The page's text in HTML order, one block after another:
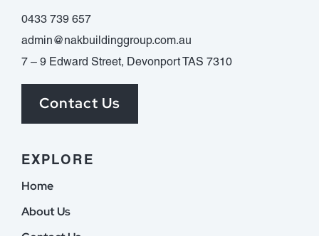
0433 739 657
admin@nakbuildinggroup.com.au
7 – 9 Edward Street, Devonport TAS 7310
Contact Us
EXPLORE
Home
About Us